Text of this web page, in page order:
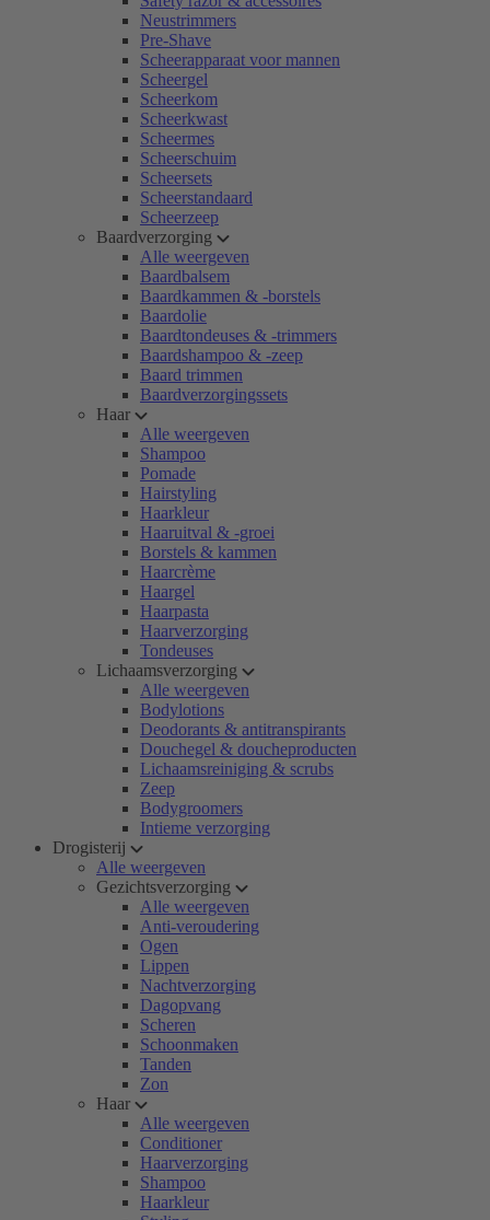
Neustrimmers
Pre-Shave
Scheerapparaat voor mannen
Scheergel
Scheerkom
Scheerkwast
Scheermes
Scheerschuim
Scheersets
Scheerstandaard
Scheerzeep
Baardverzorging
Alle weergeven
Baardbalsem
Baardkammen & -borstels
Baardolie
Baardtondeuses & -trimmers
Baardshampoo & -zeep
Baard trimmen
Baardverzorgingssets
Haar
Alle weergeven
Shampoo
Pomade
Hairstyling
Haarkleur
Haaruitval & -groei
Borstels & kammen
Haarcrème
Haargel
Haarpasta
Haarverzorging
Tondeuses
Lichaamsverzorging
Alle weergeven
Bodylotions
Deodorants & antitranspirants
Douchegel & doucheproducten
Lichaamsreiniging & scrubs
Zeep
Bodygroomers
Intieme verzorging
Drogisterij
Alle weergeven
Gezichtsverzorging
Alle weergeven
Anti-veroudering
Ogen
Lippen
Nachtverzorging
Dagopvang
Scheren
Schoonmaken
Tanden
Zon
Haar
Alle weergeven
Conditioner
Haarverzorging
Shampoo
Haarkleur